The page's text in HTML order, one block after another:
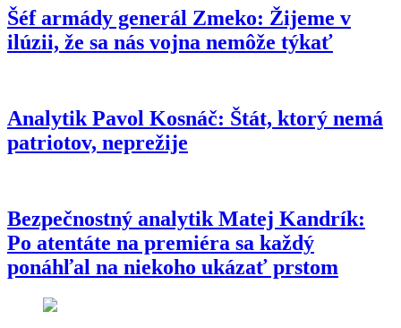
Šéf armády generál Zmeko: Žijeme v
ilúzii, že sa nás vojna nemôže týkať
Analytik Pavol Kosnáč: Štát, ktorý nemá
patriotov, neprežije
Bezpečnostný analytik Matej Kandrík:
Po atentáte na premiéra sa každý
ponáhľal na niekoho ukázať prstom